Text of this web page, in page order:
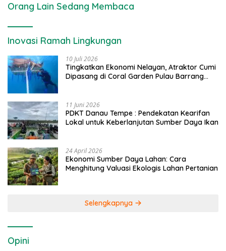
Orang Lain Sedang Membaca
Inovasi Ramah Lingkungan
10 Juli 2026
Tingkatkan Ekonomi Nelayan, Atraktor Cumi
Dipasang di Coral Garden Pulau Barrang
11 Juni 2026
PDKT Danau Tempe : Pendekatan Kearifan
Lokal untuk Keberlanjutan Sumber Daya Ikan
24 April 2026
Ekonomi Sumber Daya Lahan: Cara
Menghitung Valuasi Ekologis Lahan Pertanian
Selengkapnya
Opini